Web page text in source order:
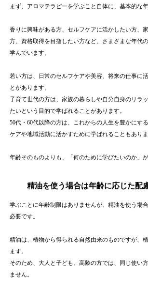
まず、アロマテラピーを学ぶこと自体に、基本的な
香りに興味がある方、セルフケアに活かしたい方、
方、資格取得を目指したい方など、さまざまな年代
学んでいます。
若い方は、日常のセルフケアや美容、将来の仕事に
とがあります。
子育て世代の方は、家族の暮らしや自分自身のリラ
たいという目的で学ばれることがあります。
50代・60代以降の方は、これからの人生を豊かにす
ケアや地域活動に活かすために学ばれることもありま
年齢そのものよりも、「何のために学びたいのか」が
精油を使う場合は年齢に応じた配
学ぶことに年齢制限はありませんが、精油を使う場
必要です。
精油は、植物から得られる自然由来のものですが、
ます。
そのため、大人と子ども、高齢の方では、同じ使い
ません。